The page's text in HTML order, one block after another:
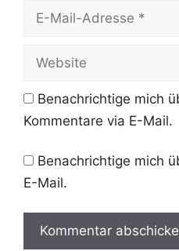
Website
Benachrichtige mich
Kommentare via E-Mail.
Benachrichtige mich
E-Mail.